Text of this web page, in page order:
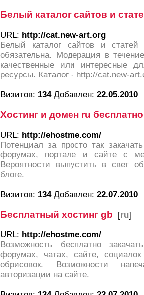
Белый каталог сайтов и
URL: http://cat.new-art.org
Белый каталог сайтов и
обязательна. Модерация в
качественные или интересные
ресурсы. Каталог - http://cat.new-
Визитов: 134Добавлен: 22.05.2010
Хостинг и домен ru бесплатно
URL: http://ehostme.com/
Потенциал за просто так
форумах, портале и сайте с
Вероятности выпустить в свет
блоге.
Визитов: 134Добавлен: 22.07.2010
Бесплатный хостинг gb [ru]
URL: http://ehostme.com/
Возможность бесплатно
форумах, чатах, сайте,
обрисовок. Возможности
авторизации на сайте.